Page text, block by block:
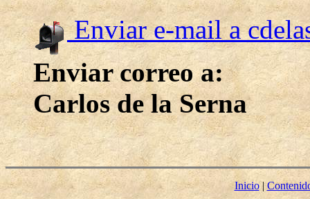
Enviar e-mail a
Enviar correo a:
Carlos de la Serna
Inicio|